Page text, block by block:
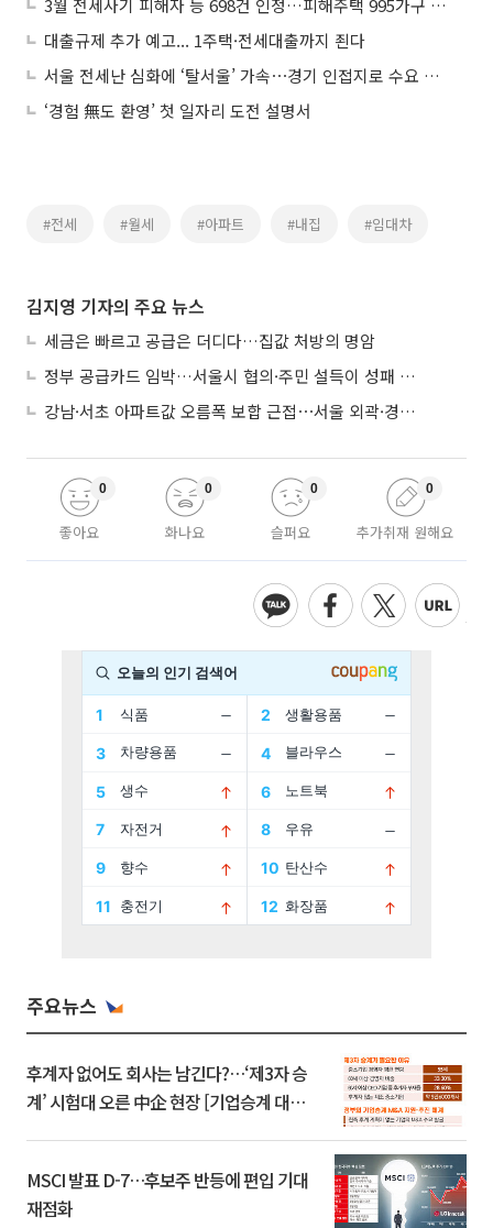
3월 전세사기 피해자 등 698건 인정…피해주택 995가구 매입
대출규제 추가 예고... 1주택·전세대출까지 죈다
서울 전세난 심화에 ‘탈서울’ 가속⋯경기 인접지로 수요 이동
‘경험 無도 환영’ 첫 일자리 도전 설명서
#전세 #월세 #아파트 #내집 #임대차
김지영 기자의 주요 뉴스
세금은 빠르고 공급은 더디다…집값 처방의 명암
정부 공급카드 임박…서울시 협의·주민 설득이 성패 가른다
강남·서초 아파트값 오름폭 보합 근접⋯서울 외곽·경기 남부 중심 매수세
좋아요
0
화나요
0
슬퍼요
0
추가취재 원해요
0
주요뉴스
후계자 없어도 회사는 남긴다?…‘제3자 승
계’ 시험대 오른 中企 현장 [기업승계 대전
MSCI 발표 D-7…후보주 반등에 편입 기대
재점화